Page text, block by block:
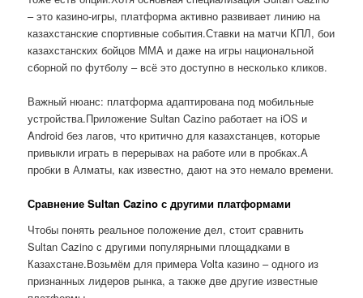
– это казино-игры, платформа активно развивает линию на
казахстанские спортивные события.Ставки на матчи КПЛ, бои
казахстанских бойцов ММА и даже на игры национальной
сборной по футболу – всё это доступно в несколько кликов.
Важный нюанс: платформа адаптирована под мобильные
устройства.Приложение Sultan Cazino работает на iOS и
Android без лагов, что критично для казахстанцев, которые
привыкли играть в перерывах на работе или в пробках.А
пробки в Алматы, как известно, дают на это немало времени.
Сравнение Sultan Cazino с другими платформами
Чтобы понять реальное положение дел, стоит сравнить
Sultan Cazino с другими популярными площадками в
Казахстане.Возьмём для примера Volta казино – одного из
признанных лидеров рынка, а также две другие известные